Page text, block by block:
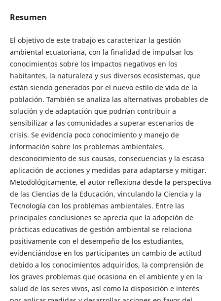
Resumen
El objetivo de este trabajo es caracterizar la gestión
ambiental ecuatoriana, con la finalidad de impulsar los
conocimientos sobre los impactos negativos en los
habitantes, la naturaleza y sus diversos ecosistemas, que
están siendo generados por el nuevo estilo de vida de la
población. También se analiza las alternativas probables de
solución y de adaptación que podrían contribuir a
sensibilizar a las comunidades a superar escenarios de
crisis. Se evidencia poco conocimiento y manejo de
información sobre los problemas ambientales,
desconocimiento de sus causas, consecuencias y la escasa
aplicación de acciones y medidas para adaptarse y mitigar.
Metodológicamente, el autor reflexiona desde la perspectiva
de las Ciencias de la Educación, vinculando la Ciencia y la
Tecnología con los problemas ambientales. Entre las
principales conclusiones se aprecia que la adopción de
prácticas educativas de gestión ambiental se relaciona
positivamente con el desempeño de los estudiantes,
evidenciándose en los participantes un cambio de actitud
debido a los conocimientos adquiridos, la comprensión de
los graves problemas que ocasiona en el ambiente y en la
salud de los seres vivos, así como la disposición e interés